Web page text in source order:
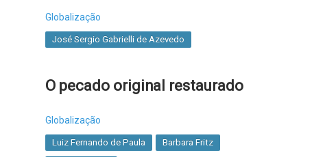
Globalização
José Sergio Gabrielli de Azevedo
O pecado original restaurado
Globalização
Luiz Fernando de Paula Barbara Fritz